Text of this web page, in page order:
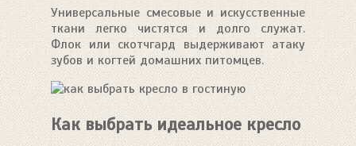
Универсальные смесовые и искусственные
ткани легко чистятся и долго служат.
Флок или скотчгард выдерживают атаку
зубов и когтей домашних питомцев.
Как выбрать идеальное кресло